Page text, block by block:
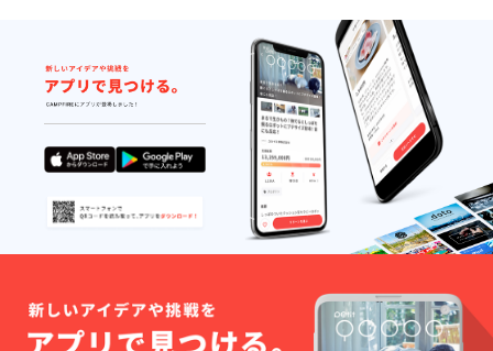
(直筆サ
イン入
り) ★個
別名前
入り３
分間シ
チュ
エー
ション
ボイス
★直筆
お手紙